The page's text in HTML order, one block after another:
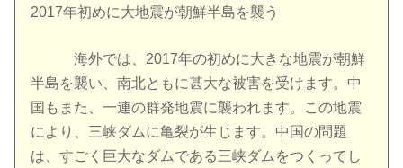
2017年初めに大地震が朝鮮半島を襲う
海外では、2017年の初めに大きな地震が朝鮮
半島を襲い、南北ともに甚大な被害を受けます。中
国もまた、一連の群発地震に襲われます。この地震
により、三峡ダムに亀裂が生じます。中国の問題
は、すごく巨大なダムである三峡ダムをつくってし